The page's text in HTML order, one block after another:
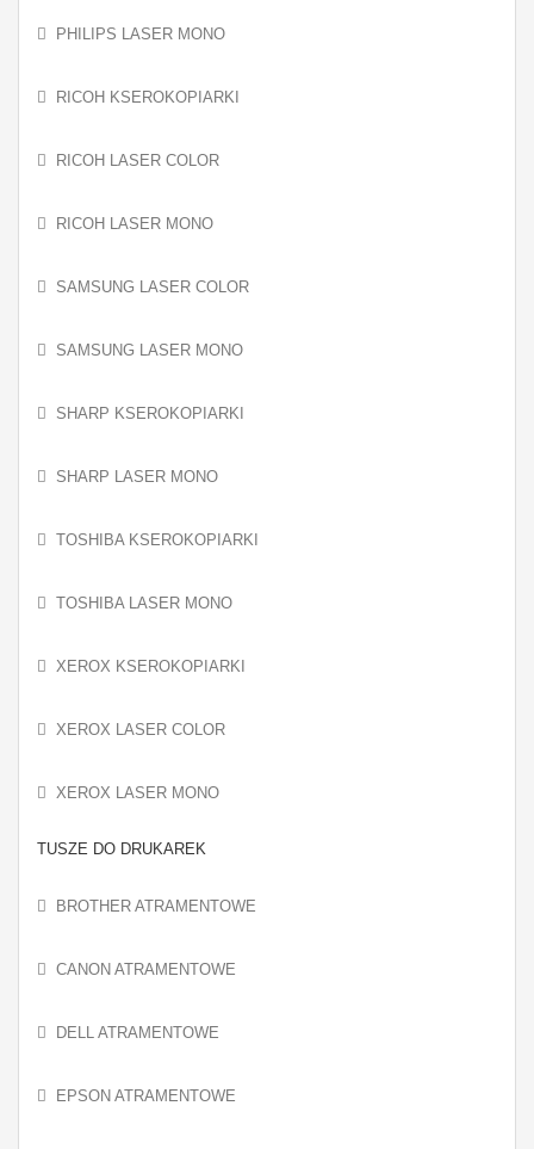
PHILIPS LASER MONO
RICOH KSEROKOPIARKI
RICOH LASER COLOR
RICOH LASER MONO
SAMSUNG LASER COLOR
SAMSUNG LASER MONO
SHARP KSEROKOPIARKI
SHARP LASER MONO
TOSHIBA KSEROKOPIARKI
TOSHIBA LASER MONO
XEROX KSEROKOPIARKI
XEROX LASER COLOR
XEROX LASER MONO
TUSZE DO DRUKAREK
BROTHER ATRAMENTOWE
CANON ATRAMENTOWE
DELL ATRAMENTOWE
EPSON ATRAMENTOWE